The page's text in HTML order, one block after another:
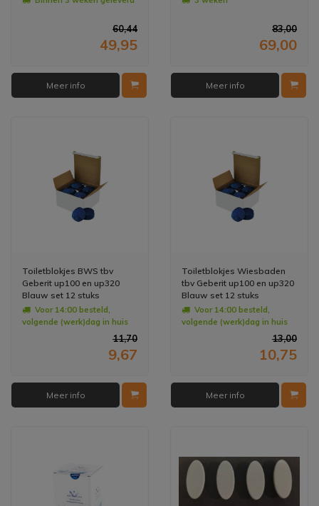
60,44
49,95
Meer info
83,00
69,00
Meer info
Toiletblokjes BWS tbv
Geberit up100 en up320
Blauw set 12 stuks
Voor 14:00 besteld,
volgende (werk)dag in huis
11,70
9,67
Meer info
Toiletblokjes Wiesbaden
tbv Geberit up100 en up320
Blauw set 12 stuks
Voor 14:00 besteld,
volgende (werk)dag in huis
13,00
10,75
Meer info